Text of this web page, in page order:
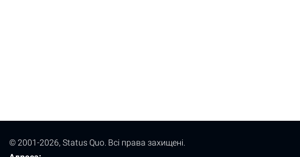
© 2001-2026, Status Quo. Всі права захищені.